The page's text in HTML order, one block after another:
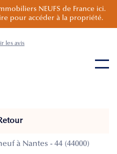
NEUFS de France ici.
pour accéder à la propriété.
les avis
à Nantes - 44 (44000)